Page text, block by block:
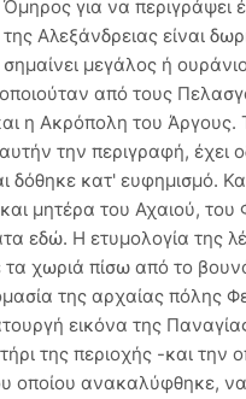
για να περιγράψει
Αλεξάνδρειας είναι
μεγάλος ή
από τους
η Ακρόπολη του Άργους.
την περιγραφή, έχει
δόθηκε κατ' ευφημισμό.
μητέρα του Αχαιού, του
εδώ. Η ετυμολογία της
τα χωριά πίσω από το
της αρχαίας πόλης
εικόνα της
της περιοχής -και την
οποίου ανακαλύφθηκε,